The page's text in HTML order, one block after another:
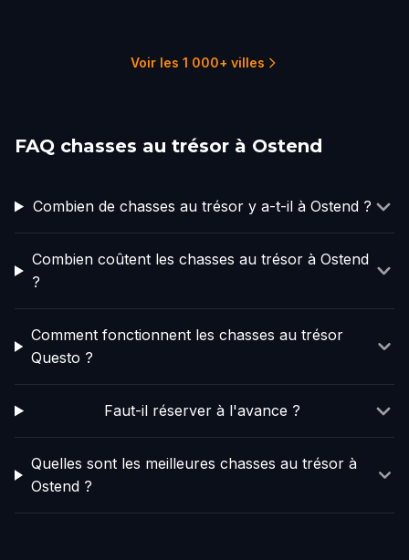
Voir les 1 000+ villes
FAQ chasses au trésor à Ostend
Combien de chasses au trésor y a-t-il à Ostend ?
Combien coûtent les chasses au trésor à Ostend
?
Comment fonctionnent les chasses au trésor
Questo ?
Faut-il réserver à l'avance ?
Quelles sont les meilleures chasses au trésor à
Ostend ?